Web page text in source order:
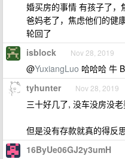
婚买房的事情 有孩子了，
爸妈老了，焦虑他们的健
轮回了
isblock Nov 28, 2019
@YuxiangLuo 哈哈哈 牛 B
tyhunter Nov 28, 2019
三十好几了, 没车没房没
但是没有存款就真的得反
16ByUe06GJ2y3umH